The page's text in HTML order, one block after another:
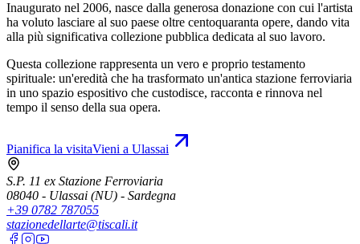
Inaugurato nel 2006, nasce dalla generosa donazione con cui l'artista
ha voluto lasciare al suo paese oltre centoquaranta opere, dando vita
alla più significativa collezione pubblica dedicata al suo lavoro.
Questa collezione rappresenta un vero e proprio testamento
spirituale: un'eredità che ha trasformato un'antica stazione ferroviaria
in uno spazio espositivo che custodisce, racconta e rinnova nel
tempo il senso della sua opera.
Pianifica la visitaVieni a Ulassai
S.P. 11 ex Stazione Ferroviaria
08040 - Ulassai (NU) - Sardegna
+39 0782 787055
stazionedellarte@tiscali.it